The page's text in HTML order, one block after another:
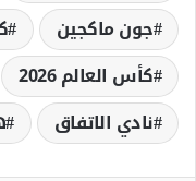
جون ماكجين
كأس العالم 2026
نادي الاتفاق